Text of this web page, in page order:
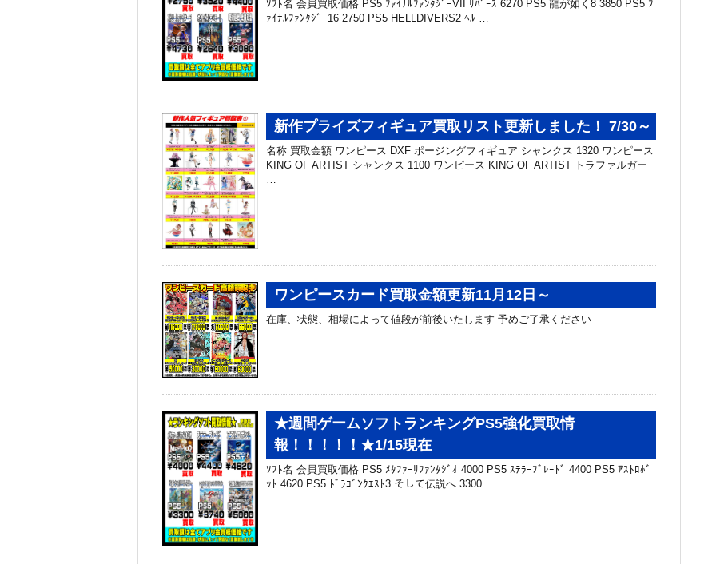
ｿﾌﾄ名 会員買取価格 PS5 ﾌｧｲﾅﾙﾌｧﾝﾀｼﾞｰVII ﾘﾊﾞｰｽ 6270 PS5 龍が如く8 3850 PS5 ﾌ
ｧｲﾅﾙﾌｧﾝﾀｼﾞｰ16 2750 PS5 HELLDIVERS2 ﾍﾙ …
新作プライズフィギュア買取リスト更新しました！ 7/30～
名称 買取金額 ワンピース DXF ポージングフィギュア シャンクス 1320 ワンピース
KING OF ARTIST シャンクス 1100 ワンピース KING OF ARTIST トラファルガー
ワンピースカード買取金額更新11月12日～
在庫、状態、相場によって値段が前後いたします 予めご了承ください
★週間ゲームソフトランキングPS5強化買取情
報！！！！！★1/15現在
ｿﾌﾄ名 会員買取価格 PS5 ﾒﾀﾌｧｰﾘﾌｧﾝﾀｼﾞｵ 4000 PS5 ｽﾃﾗｰﾌﾞﾚｰﾄﾞ 4400 PS5 ｱｽﾄﾛﾎﾞ
ｯﾄ 4620 PS5 ﾄﾞﾗｺﾞﾝｸｴｽﾄ3 そして伝説へ 3300 …